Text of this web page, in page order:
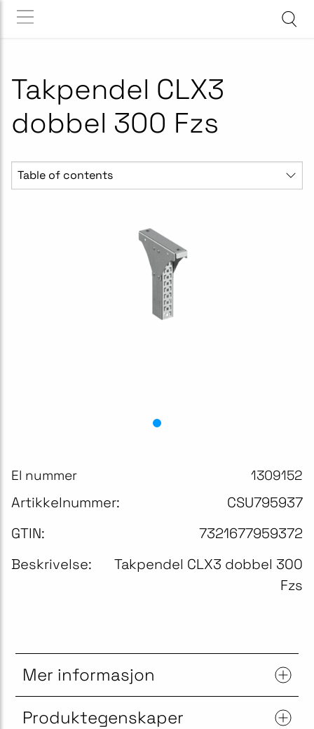
Takpendel CLX3
dobbel 300 Fzs
Table of contents
El nummer 1309152
Artikkelnummer:
CSU795937
GTIN:
7321677959372
Beskrivelse:
Takpendel CLX3 dobbel 300
Fzs
Mer informasjon
Produktegenskaper